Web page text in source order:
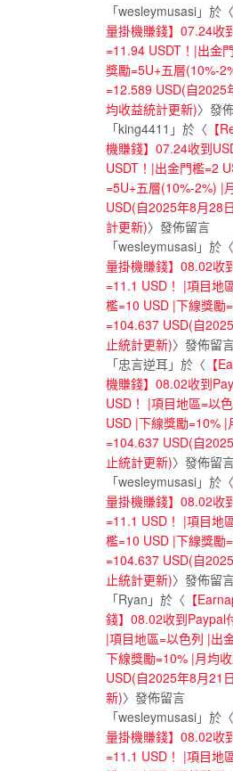
「wesleymusasi」於〈
量掛機賺錢】07.24收
=11.94 USDT！|出金
獎勵=5U+五層(10%-
=12.589 USD(自2025
均收益統計更新)〉發
「king4411 」於〈 【
機賺錢】07.24收到
USDT！|出金門檻=2
=5U+五層(10%-2%) |
USD(自2025年8月28
計更新)〉發佈留言
「wesleymusasi」於〈
量掛機賺錢】08.02收
=11.1 USD！ |項目地
檻=10 USD |下線獎勵
=104.637 USD(自
止統計更新)〉發佈留
「忠言逆耳 」於〈 【
機賺錢】08.02收到
USD！ |項目地區=以
USD |下線獎勵=10% |
=104.637 USD(自
止統計更新)〉發佈留
「wesleymusasi」於〈
量掛機賺錢】08.02收
=11.1 USD！ |項目地
檻=10 USD |下線獎勵
=104.637 USD(自
止統計更新)〉發佈留
「Ryan 」於〈 【
錢】08.02收到Paypal
|項目地區=以色列 |出
下線獎勵=10% |月均
USD(自2025年8月21
新)〉發佈留言
「wesleymusasi」於〈
量掛機賺錢】08.02收
=11.1 USD！ |項目地